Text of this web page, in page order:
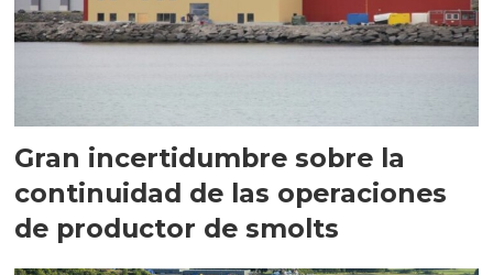
Gran incertidumbre sobre la
continuidad de las operaciones
de productor de smolts